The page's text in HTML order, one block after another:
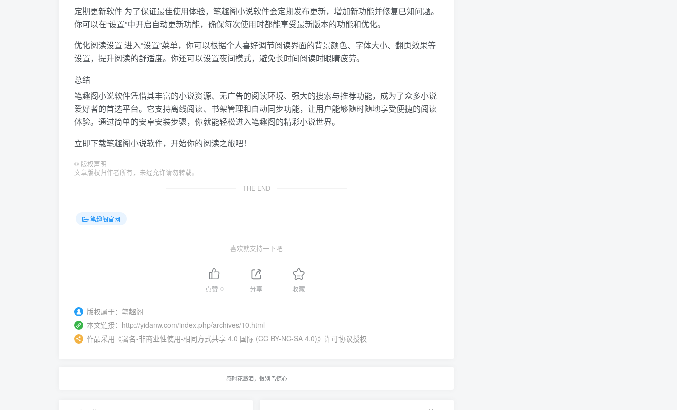
定期更新软件 为了保证最佳使用体验，笔趣阁小说软件会定期发布更新，增加新功能并修复已知问题。
你可以在“设置”中开启自动更新功能，确保每次使用时都能享受最新版本的功能和优化。
优化阅读设置 进入“设置”菜单，你可以根据个人喜好调节阅读界面的背景颜色、字体大小、翻页效果等
设置，提升阅读的舒适度。你还可以设置夜间模式，避免长时间阅读时眼睛疲劳。
总结
笔趣阁小说软件凭借其丰富的小说资源、无广告的阅读环境、强大的搜索与推荐功能，成为了众多小说
爱好者的首选平台。它支持离线阅读、书架管理和自动同步功能，让用户能够随时随地享受便捷的阅读
体验。通过简单的安卓安装步骤，你就能轻松进入笔趣阁的精彩小说世界。
立即下载笔趣阁小说软件，开始你的阅读之旅吧！
© 版权声明
文章版权归作者所有，未经允许请勿转载。
THE END
笔趣阁官网
喜欢就支持一下吧
点赞 0 分享 收藏
版权属于： 笔趣阁
本文链接： http://yidanw.com/index.php/archives/10.html
作品采用 《署名-非商业性使用-相同方式共享 4.0 国际 (CC BY-NC-SA 4.0)》许可协议授权
感时花溅泪，恨别鸟惊心